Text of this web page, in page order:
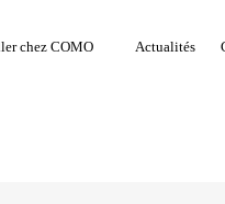
chez COMO Actualités